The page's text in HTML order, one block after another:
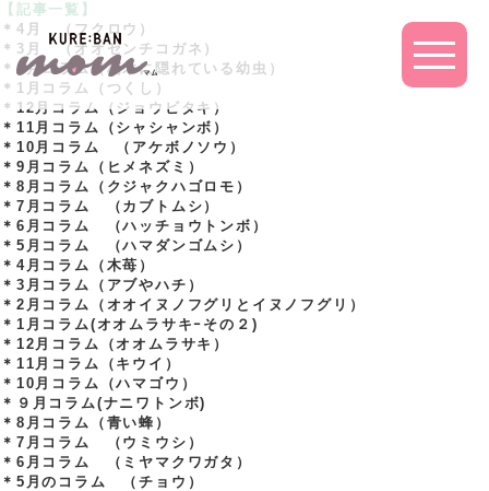
【記事一覧】
＊4月 （フクロウ）
＊3月 （オオセンチコガネ）
＊2月コラム（朽木に隠れている幼虫）
＊1月コラム（つくし）
＊12月コラム（ジョウビタキ）
＊11月コラム（シャシャンボ）
＊10月コラム （アケボノソウ）
＊9月コラム（ヒメネズミ）
＊8月コラム（クジャクハゴロモ）
＊7月コラム （カブトムシ）
＊6月コラム （ハッチョウトンボ）
＊5月コラム （ハマダンゴムシ）
＊4月コラム（木苺）
＊3月コラム（アブやハチ）
＊2月コラム（オオイヌノフグリとイヌノフグリ）
＊1月コラム(オオムラサキｰその２)
＊12月コラム（オオムラサキ）
＊11月コラム（キウイ）
＊10月コラム（ハマゴウ）
＊９月コラム(ナニワトンボ)
＊8月コラム（青い蜂）
＊7月コラム （ウミウシ）
＊6月コラム （ミヤマクワガタ）
＊5月のコラム （チョウ）